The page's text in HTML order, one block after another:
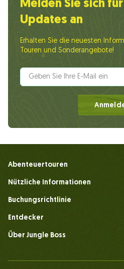
Melden Sie sich
Updates an
Erhalten Sie die neuesten
Touren und Sonderangebote!
Abenteuertouren
Nützliche Informationen
Buchungsrichtlinie
Entdecker
Über Jungle Boss
Unser Team